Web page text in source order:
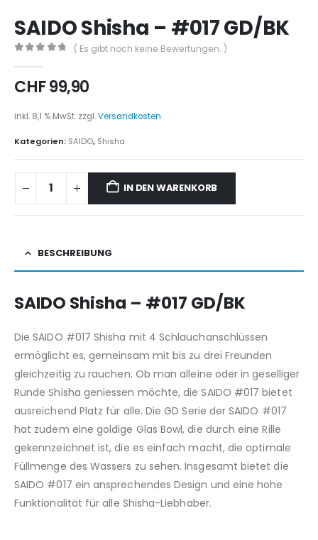
SAIDO Shisha – #017 GD/BK
( Es gibt noch keine Bewertungen. )
CHF99,90
inkl. 8,1 % MwSt. zzgl.Versandkosten
Kategorien: SAIDO, Shisha
IN DEN WARENKORB
BESCHREIBUNG
SAIDO Shisha – #017 GD/BK
Die SAIDO #017 Shisha mit 4 Schlauchanschlüssen
ermöglicht es, gemeinsam mit bis zu drei Freunden
gleichzeitig zu rauchen. Ob man alleine oder in geselliger
Runde Shisha geniessen möchte, die SAIDO #017 bietet
ausreichend Platz für alle. Die GD Serie der SAIDO #017
hat zudem eine goldige Glas Bowl, die durch eine Rille
gekennzeichnet ist, die es einfach macht, die optimale
Füllmenge des Wassers zu sehen. Insgesamt bietet die
SAIDO #017 ein ansprechendes Design und eine hohe
Funktionalität für alle Shisha-Liebhaber.